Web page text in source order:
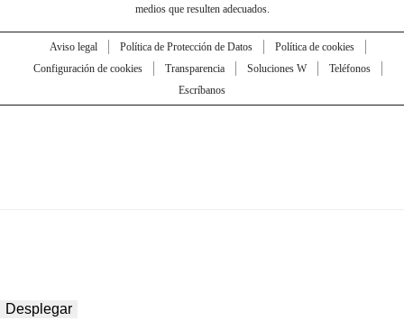
medios que resulten adecuados.
Aviso legal Política de Protección de Datos
Política de cookies
Configuración de cookies
Transparencia Soluciones W
Teléfonos
Escríbanos
Desplegar